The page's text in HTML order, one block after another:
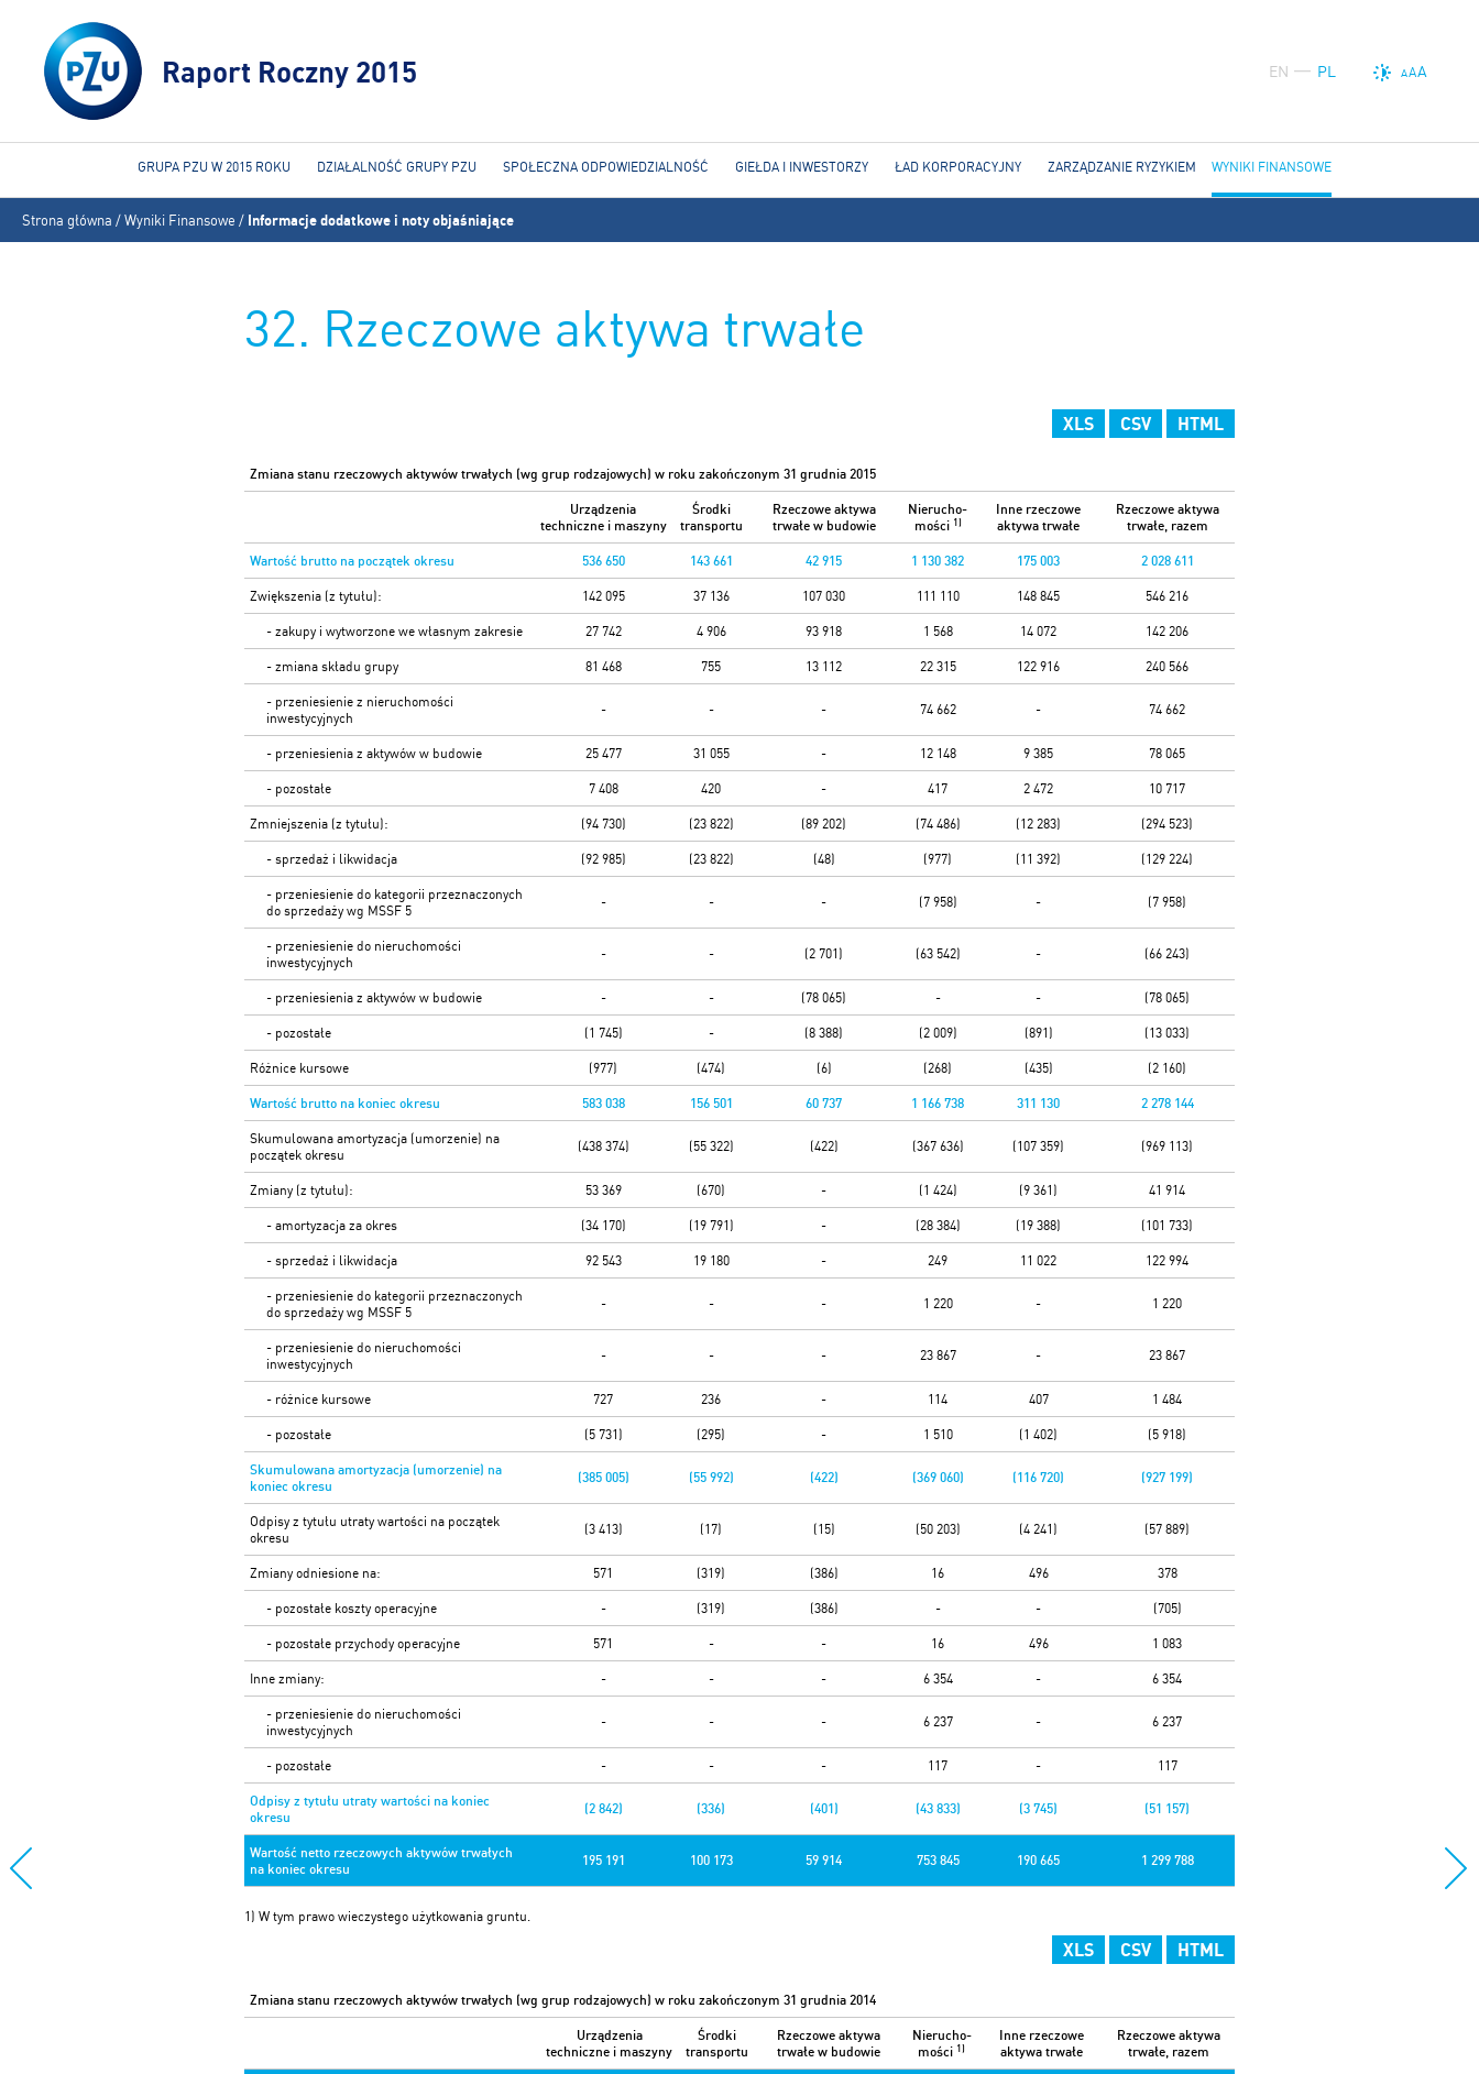
EN PL AAA
Raport Roczny 2015
Jesteś
tutaj
Strona główna /Wyniki Finansowe / Informacje dodatkowe i noty objaśniające
32. Rzeczowe aktywa trwałe
XLS CSV HTML
Zmiana stanu rzeczowych aktywów trwałych (wg grup rodzajowych) w roku zakończonym 31 grudnia 2015
Urządzenia
techniczne i maszyny
Środki
transportu
Rzeczowe aktywa
trwałe w budowie
Nierucho-
mości 1)
Inne rzeczowe
aktywa trwałe
Rzeczowe aktywa
trwałe, razem
Wartość brutto na początek okresu 536 650 143 661 42 915 1 130 382 175 003 2 028 611
Zwiększenia (z tytułu): 142 095 37 136 107 030 111 110 148 845 546 216
- zakupy i wytworzone we własnym zakresie 27 742 4 906 93 918 1 568 14 072 142 206
- zmiana składu grupy 81 468 755 13 112 22 315 122 916 240 566
- przeniesienie z nieruchomości
inwestycyjnych
- - - 74 662 - 74 662
- przeniesienia z aktywów w budowie 25 477 31 055 - 12 148 9 385 78 065
- pozostałe 7 408 420 - 417 2 472 10 717
Zmniejszenia (z tytułu): (94 730) (23 822) (89 202) (74 486) (12 283) (294 523)
- sprzedaż i likwidacja (92 985) (23 822) (48) (977) (11 392) (129 224)
- przeniesienie do kategorii przeznaczonych
do sprzedaży wg MSSF 5
- - - (7 958) - (7 958)
- przeniesienie do nieruchomości
inwestycyjnych
- - (2 701) (63 542) - (66 243)
- przeniesienia z aktywów w budowie - - (78 065) - - (78 065)
- pozostałe (1 745) - (8 388) (2 009) (891) (13 033)
Różnice kursowe (977) (474) (6) (268) (435) (2 160)
Wartość brutto na koniec okresu 583 038 156 501 60 737 1 166 738 311 130 2 278 144
Skumulowana amortyzacja (umorzenie) na
początek okresu
(438 374) (55 322) (422) (367 636) (107 359) (969 113)
Zmiany (z tytułu): 53 369 (670) - (1 424) (9 361) 41 914
- amortyzacja za okres (34 170) (19 791) - (28 384) (19 388) (101 733)
- sprzedaż i likwidacja 92 543 19 180 - 249 11 022 122 994
- przeniesienie do kategorii przeznaczonych
do sprzedaży wg MSSF 5
- - - 1 220 - 1 220
- przeniesienie do nieruchomości
inwestycyjnych
- - - 23 867 - 23 867
- różnice kursowe 727 236 - 114 407 1 484
- pozostałe (5 731) (295) - 1 510 (1 402) (5 918)
Skumulowana amortyzacja (umorzenie) na
koniec okresu
(385 005) (55 992) (422) (369 060) (116 720) (927 199)
Odpisy z tytułu utraty wartości na początek
okresu
(3 413) (17) (15) (50 203) (4 241) (57 889)
Zmiany odniesione na: 571 (319) (386) 16 496 378
- pozostałe koszty operacyjne - (319) (386) - - (705)
- pozostałe przychody operacyjne 571 - - 16 496 1 083
Inne zmiany: - - - 6 354 - 6 354
- przeniesienie do nieruchomości
inwestycyjnych
- - - 6 237 - 6 237
- pozostałe - - - 117 - 117
Odpisy z tytułu utraty wartości na koniec
okresu
(2 842) (336) (401) (43 833) (3 745) (51 157)
Wartość netto rzeczowych aktywów trwałych
na koniec okresu
195 191 100 173 59 914 753 845 190 665 1 299 788
1) W tym prawo wieczystego użytkowania gruntu.
XLS CSV HTML
Zmiana stanu rzeczowych aktywów trwałych (wg grup rodzajowych) w roku zakończonym 31 grudnia 2014
Urządzenia
techniczne i maszyny
Środki
transportu
Rzeczowe aktywa
trwałe w budowie
Nierucho-
mości 1)
Inne rzeczowe
aktywa trwałe
Rzeczowe aktywa
trwałe, razem
GRUPA PZU W 2015 ROKU DZIAŁALNOŚĆ GRUPY PZU SPOŁECZNA ODPOWIEDZIALNOŚĆ GIEŁDA I INWESTORZY ŁAD KORPORACYJNY ZARZĄDZANIE RYZYKIEM WYNIKI FINANSOWE